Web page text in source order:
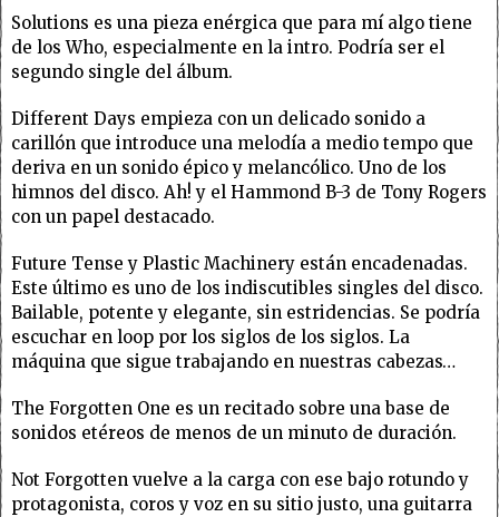
Solutions es una pieza enérgica que para mí algo tiene
de los Who, especialmente en la intro. Podría ser el
segundo single del álbum.
Different Days empieza con un delicado sonido a
carillón que introduce una melodía a medio tempo que
deriva en un sonido épico y melancólico. Uno de los
himnos del disco. Ah! y el Hammond B-3 de Tony Rogers
con un papel destacado.
Future Tense y Plastic Machinery están encadenadas.
Este último es uno de los indiscutibles singles del disco.
Bailable, potente y elegante, sin estridencias. Se podría
escuchar en loop por los siglos de los siglos. La
máquina que sigue trabajando en nuestras cabezas…
The Forgotten One es un recitado sobre una base de
sonidos etéreos de menos de un minuto de duración.
Not Forgotten vuelve a la carga con ese bajo rotundo y
protagonista, coros y voz en su sitio justo, una guitarra